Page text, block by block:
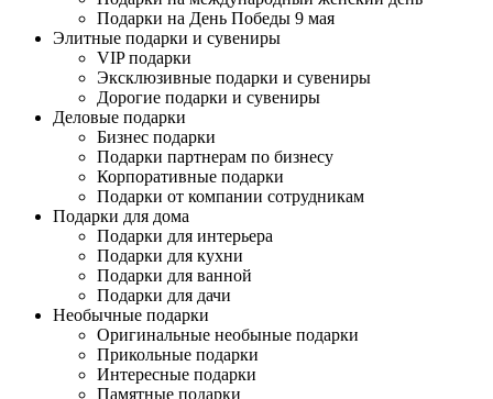
Подарки на День Победы 9 мая
Элитные подарки и сувениры
VIP подарки
Эксклюзивные подарки и сувениры
Дорогие подарки и сувениры
Деловые подарки
Бизнес подарки
Подарки партнерам по бизнесу
Корпоративные подарки
Подарки от компании сотрудникам
Подарки для дома
Подарки для интерьера
Подарки для кухни
Подарки для ванной
Подарки для дачи
Необычные подарки
Оригинальные необыные подарки
Прикольные подарки
Интересные подарки
Памятные подарки